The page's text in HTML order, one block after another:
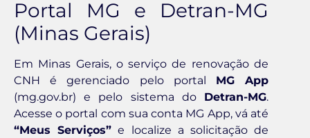
Portal MG e Detran-MG
(Minas Gerais)
Em Minas Gerais, o serviço de renovação de
CNH é gerenciado pelo portal MG App
(mg.gov.br) e pelo sistema do Detran-MG.
Acesse o portal com sua conta MG App, vá até
“Meus Serviços” e localize a solicitação de